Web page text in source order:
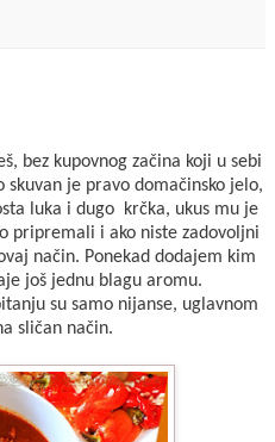
bez kupovnog začina koji u sebi
je pravo domačinsko jelo,
luka i dugo krčka, ukus mu je
pripremali i ako niste zadovoljni
način. Ponekad dodajem kim
još jednu blagu aromu.
su samo nijanse, uglavnom
sličan način.